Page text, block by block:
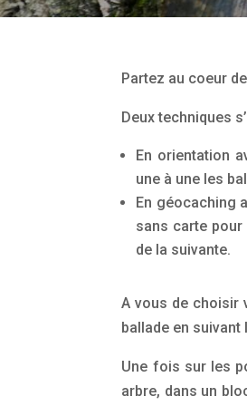
Partez au coeur
Deux techniques
En orientation
une à une les
En géocaching
sans carte pour
de la suivante.
A vous de choisir
ballade en
Une fois sur les
arbre, dans un